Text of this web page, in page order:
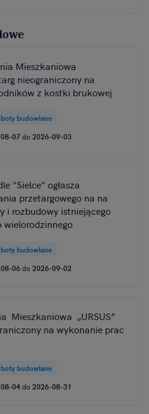
Mieszkaniowa
nieograniczony na
z kostki brukowej
budowlane
07do 2026-09-03
"Sielce" ogłasza
przetargowego na na
i rozbudowy istniejącego
wielorodzinnego
budowlane
06do 2026-09-02
Mieszkaniowa „URSUS”
na wykonanie prac
budowlane
04do 2026-08-31